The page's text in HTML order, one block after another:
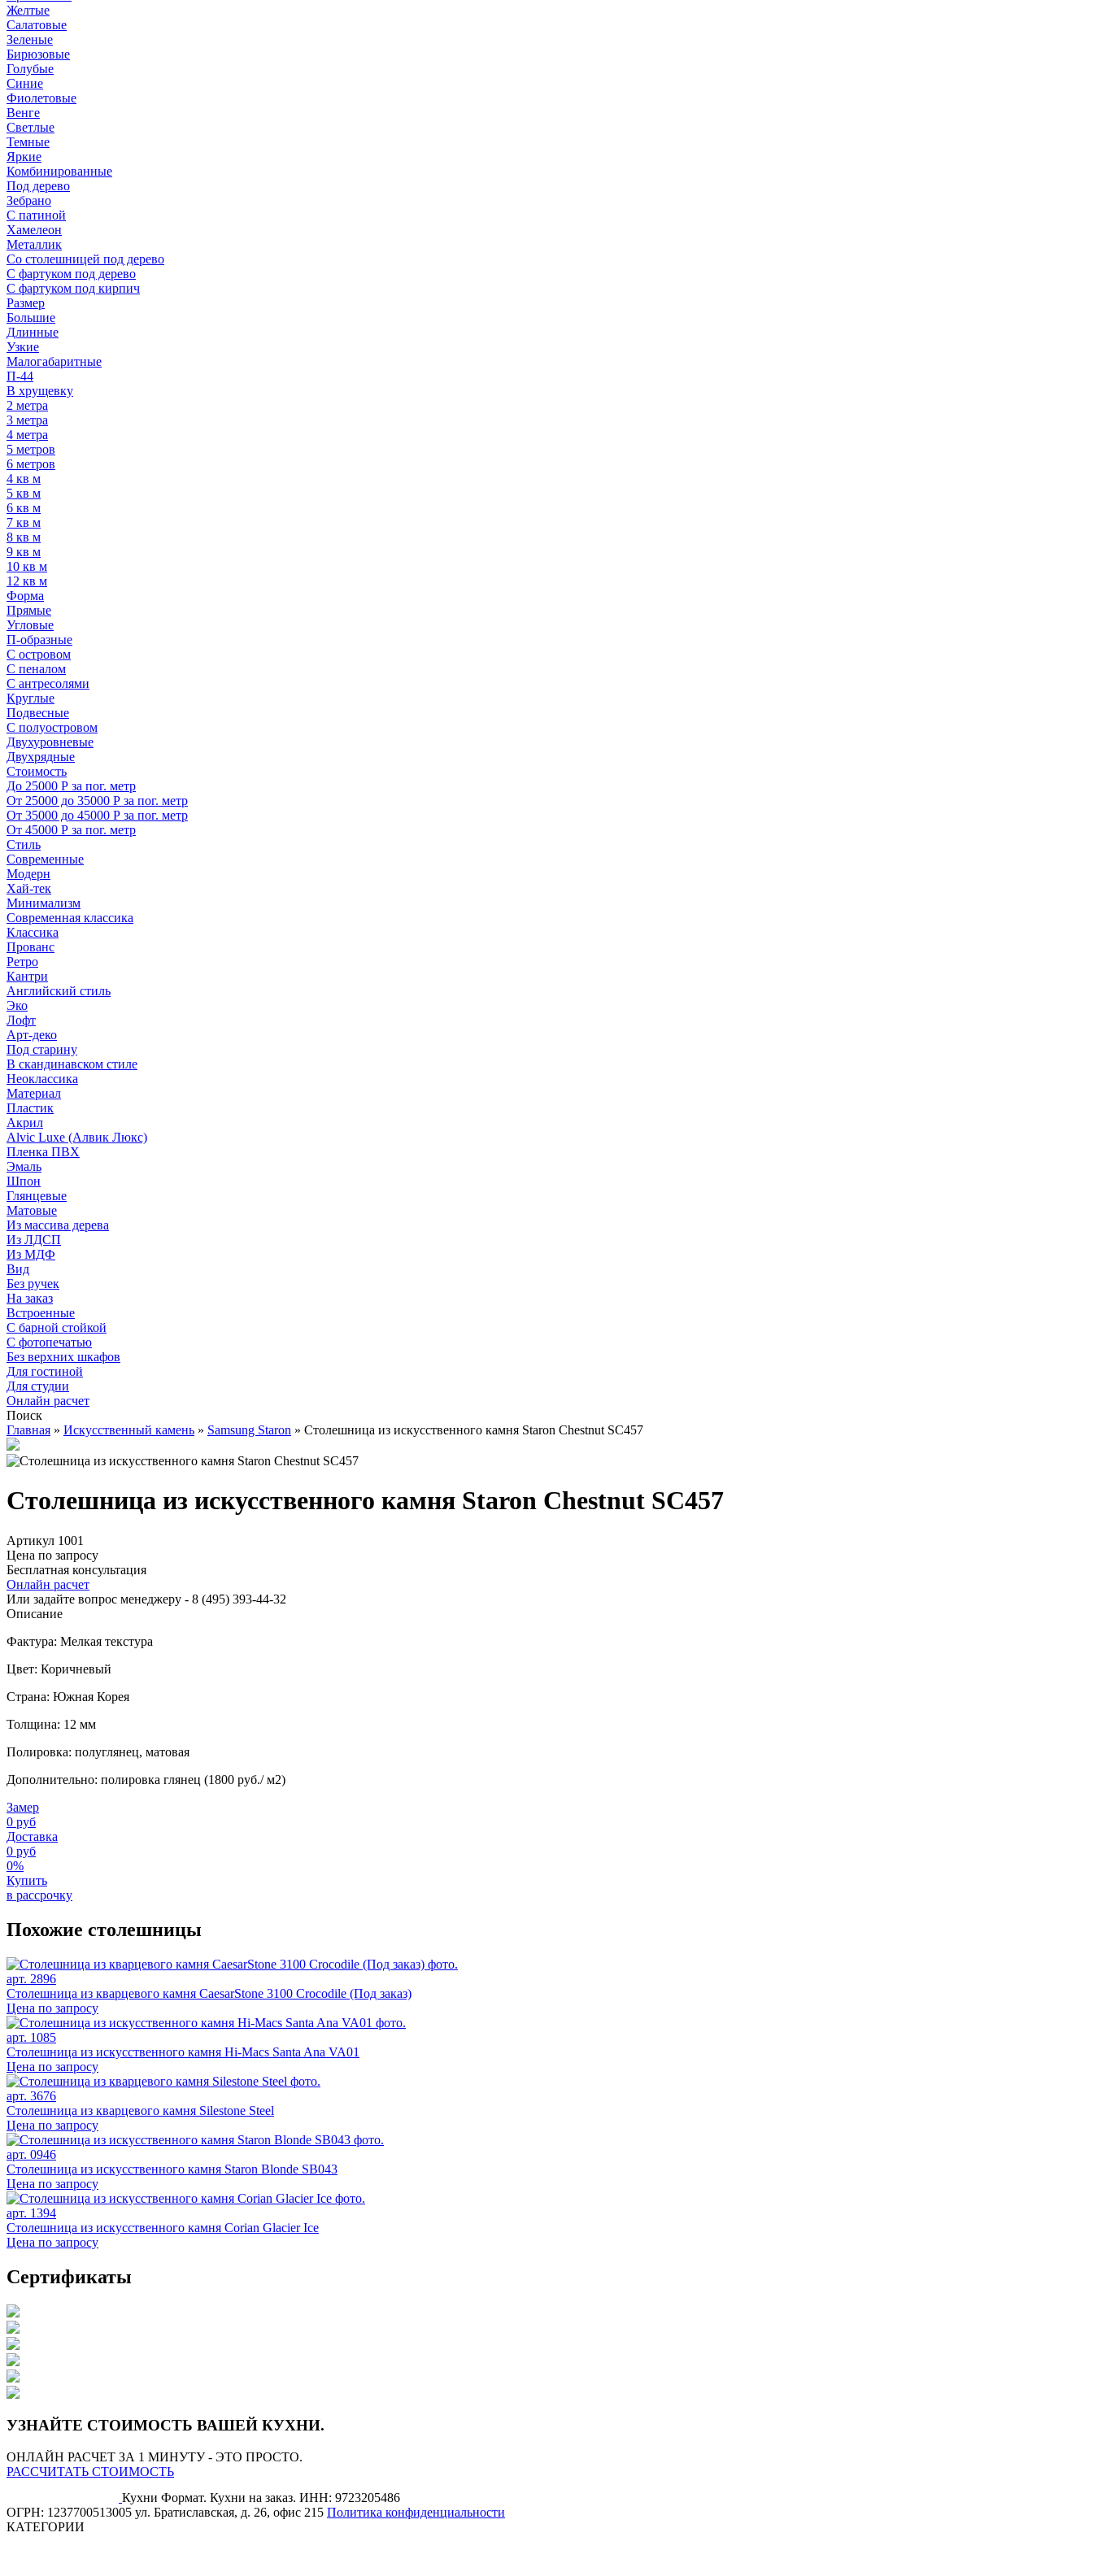
Желтые
Салатовые
Зеленые
Бирюзовые
Голубые
Синие
Фиолетовые
Венге
Светлые
Темные
Яркие
Комбинированные
Под дерево
Зебрано
С патиной
Хамелеон
Металлик
Со столешницей под дерево
С фартуком под дерево
С фартуком под кирпич
Размер
Большие
Длинные
Узкие
Малогабаритные
П-44
В хрущевку
2 метра
3 метра
4 метра
5 метров
6 метров
4 кв м
5 кв м
6 кв м
7 кв м
8 кв м
9 кв м
10 кв м
12 кв м
Форма
Прямые
Угловые
П-образные
С островом
С пеналом
С антресолями
Круглые
Подвесные
С полуостровом
Двухуровневые
Двухрядные
Стоимость
До 25000 Р за пог. метр
От 25000 до 35000 Р за пог. метр
От 35000 до 45000 Р за пог. метр
От 45000 Р за пог. метр
Стиль
Современные
Модерн
Хай-тек
Минимализм
Современная классика
Классика
Прованс
Ретро
Кантри
Английский стиль
Эко
Лофт
Арт-деко
Под старину
В скандинавском стиле
Неоклассика
Материал
Пластик
Акрил
Alvic Luxe (Алвик Люкс)
Пленка ПВХ
Эмаль
Шпон
Глянцевые
Матовые
Из массива дерева
Из ЛДСП
Из МДФ
Вид
Без ручек
На заказ
Встроенные
С барной стойкой
С фотопечатью
Без верхних шкафов
Для гостиной
Для студии
Онлайн расчет
Поиск
Главная » Искусственный камень » Samsung Staron » Столешница из искусственного камня Staron Chestnut SC457
Столешница из искусственного камня Staron Chestnut SC457
Артикул 1001
Цена по запросу
Бесплатная консультация
Онлайн расчет
Или задайте вопрос менеджеру - 8 (495) 393-44-32
Описание
Фактура: Мелкая текстура
Цвет: Коричневый
Страна: Южная Корея
Толщина: 12 мм
Полировка: полуглянец, матовая
Дополнительно: полировка глянец (1800 руб./ м2)
Замер
0 руб
Доставка
0 руб
0%
Купить
в рассрочку
Похожие столешницы
арт. 2896
Столешница из кварцевого камня CaesarStone 3100 Crocodile (Под заказ)
Цена по запросу
арт. 1085
Столешница из искусственного камня Hi-Macs Santa Ana VA01
Цена по запросу
арт. 3676
Столешница из кварцевого камня Silestone Steel
Цена по запросу
арт. 0946
Столешница из искусственного камня Staron Blonde SB043
Цена по запросу
арт. 1394
Столешница из искусственного камня Corian Glacier Ice
Цена по запросу
Сертификаты
УЗНАЙТЕ СТОИМОСТЬ ВАШЕЙ КУХНИ.
ОНЛАЙН РАСЧЕТ ЗА 1 МИНУТУ - ЭТО ПРОСТО.
РАССЧИТАТЬ СТОИМОСТЬ
Кухни Формат. Кухни на заказ. ИНН: 9723205486
ОГРН: 1237700513005 ул. Братиславская, д. 26, офис 215 Политика конфиденциальности
КАТЕГОРИИ